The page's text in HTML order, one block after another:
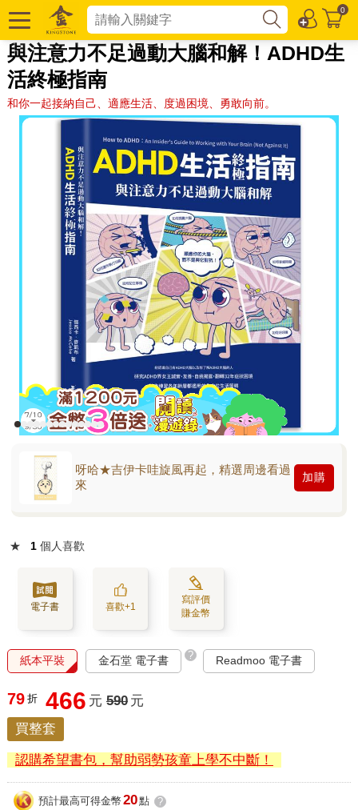
0
與注意力不足過動大腦和解！ADHD生
活終極指南
和你一起接納自己、適應生活、度過困境、勇敢向前。
呀哈★吉伊卡哇旋風再起，精選周邊看過
來
加購
★ 1 個人喜歡
電子書 喜歡+1
寫評價
賺金幣
紙本平裝 金石堂 電子書 ? Readmoo 電子書
79 折 466 元 590 元
買整套
認購希望書包，幫助弱勢孩童上學不中斷！
預計最高可得金幣 20點 ?